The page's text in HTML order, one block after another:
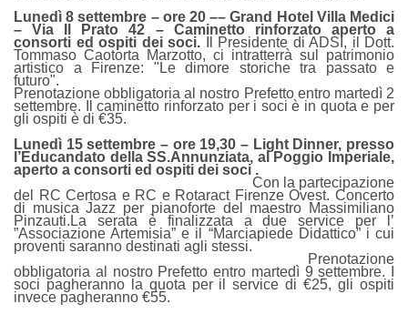
Lunedì 8 settembre – ore 20 –– Grand Hotel Villa Medici
– Via Il Prato 42 – Caminetto rinforzato aperto a
consorti ed ospiti dei soci.
l Presidente di ADSI, il Dott.
Tommaso Caotorta Marzotto, ci intratterrà sul patrimonio
artistico a Firenze: "Le dimore storiche tra passato e
futuro".
Prenotazione obbligatoria al nostro Prefetto entro martedì 2
settembre. Il caminetto rinforzato per i soci è in quota e per
gli ospiti è di €35.
Lunedì 15 settembre – ore 19,30 – Light Dinner, presso
l’Educandato della SS.Annunziata, al Poggio Imperiale,
aperto a consorti ed ospiti dei soci .
Con la partecipazione
del RC Certosa e RC e Rotaract Firenze Ovest. Concerto
di musica Jazz per pianoforte del maestro Massimiliano
Pinzauti. La serata è finalizzata a due service per l’
”Associazione Artemisia” e il “Marciapiede Didattico” i cui
proventi saranno destinati agli stessi.
Prenotazione
obbligatoria al nostro Prefetto entro martedì 9 settembre. I
soci pagheranno la quota per il service di €25, gli ospiti
invece pagheranno €55.